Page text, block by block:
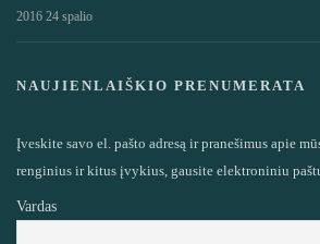
2016 24 spalio
NAUJIENLAIŠKIO PRENUMERATA
Įveskite savo el. pašto adresą ir pranešimus apie
renginius ir kitus įvykius, gausite elektroniniu
Vardas